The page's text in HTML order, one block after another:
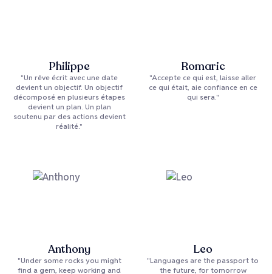
Philippe
"Un rêve écrit avec une date
devient un objectif. Un objectif
décomposé en plusieurs étapes
devient un plan. Un plan
soutenu par des actions devient
réalité."
Romaric
"Accepte ce qui est, laisse aller
ce qui était, aie confiance en ce
qui sera."
Anthony
"Under some rocks you might
find a gem, keep working and
Leo
"Languages are the passport to
the future, for tomorrow